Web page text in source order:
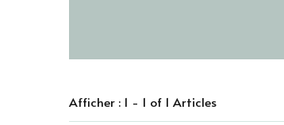
Afficher : 1 - 1 of 1 Articles